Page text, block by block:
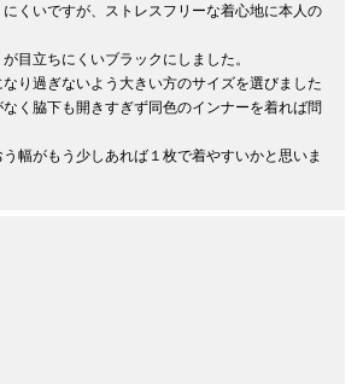
くいですが、ストレスフリーな着心地に本人の
目立ちにくいブラックにしました。
り過ぎないよう大きい方のサイズを選びました
く脇下も開きすぎず同色のインナーを着れば問
幅がもう少しあれば１枚で着やすいかと思いま